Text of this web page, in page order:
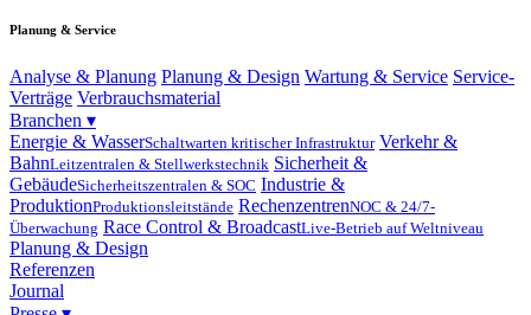
Planung & Service
Analyse & Planung Planung & Design Wartung & Service Service-
Verträge Verbrauchsmaterial
Branchen ▾
Energie & WasserSchaltwarten kritischer Infrastruktur Verkehr &
BahnLeitzentralen & Stellwerkstechnik Sicherheit &
GebäudeSicherheitszentralen & SOC Industrie &
ProduktionProduktionsleitstände RechenzentrenNOC & 24/7-
Überwachung Race Control & BroadcastLive-Betrieb auf Weltniveau
Planung & Design
Referenzen
Journal